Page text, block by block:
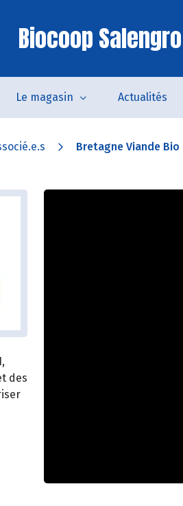
Biocoop Salengro
Le magasin Actualités
Bretagne Viande Bio
des